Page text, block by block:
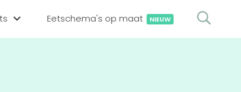
Eetschema's op maat NIEUW